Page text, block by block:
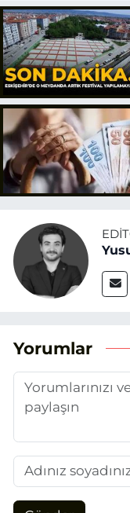
Yorumlar